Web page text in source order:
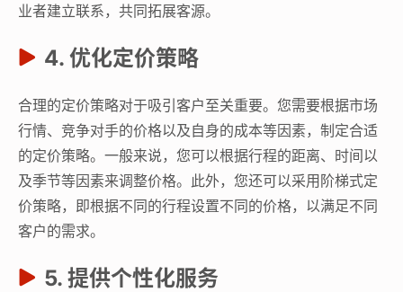
业者建立联系，共同拓展客源。
4. 优化定价策略
合理的定价策略对于吸引客户至关重要。您需要根据市场
行情、竞争对手的价格以及自身的成本等因素，制定合适
的定价策略。一般来说，您可以根据行程的距离、时间以
及季节等因素来调整价格。此外，您还可以采用阶梯式定
价策略，即根据不同的行程设置不同的价格，以满足不同
客户的需求。
5. 提供个性化服务